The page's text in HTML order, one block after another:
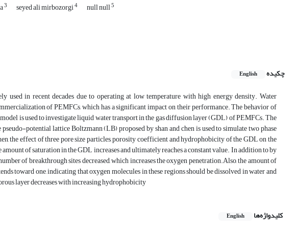
3 seyed ali mirbozorgi4 null null5
چکیده
English
used in recent decades due to operating at low temperature with high energy density. Water
of PEMFCs, which has a significant impact on their performance. The behavior of
is used to investigate liquid water transport in the gas diffusion layer (GDL) of PEMFCs. The
potential lattice Boltzmann (LB) proposed by shan and chen is used to simulate two phase
the effect of three pore size particles, porosity coefficient and hydrophobicity of the GDL on the
of saturation in the GDL increases and ultimately reaches a constant value. In addition to by
of breakthrough sites decreased, which increases the oxygen penetration.Also, the amount of
toward one, indicating that oxygen molecules in these regions should be dissolved in water and
layer decreases with increasing hydrophobicity
کلیدواژه‌ها English